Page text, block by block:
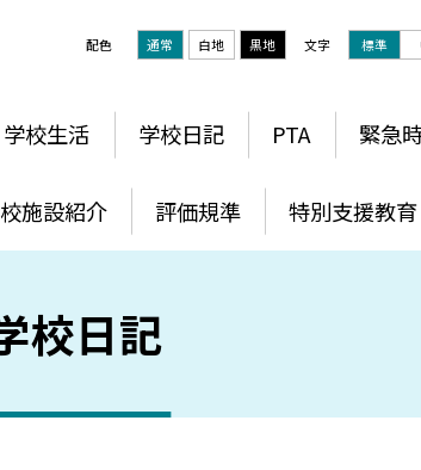
配色 通常 白地 黒地 文字 標準
学校生活 学校日記 PTA 緊急
施設紹介 評価規準 特別支援教育
校日記